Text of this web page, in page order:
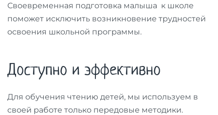
Своевременная подготовка малыша к школе
поможет исключить возникновение трудностей
освоения школьной программы.
Доступно и эффективно
Для обучения чтению детей, мы используем в
своей работе только передовые методики.